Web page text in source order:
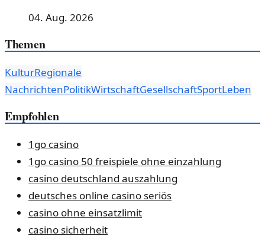
04. Aug. 2026
Themen
KulturRegionale
NachrichtenPolitikWirtschaftGesellschaftSportLeben
Empfohlen
1go casino
1go casino 50 freispiele ohne einzahlung
casino deutschland auszahlung
deutsches online casino seriös
casino ohne einsatzlimit
casino sicherheit